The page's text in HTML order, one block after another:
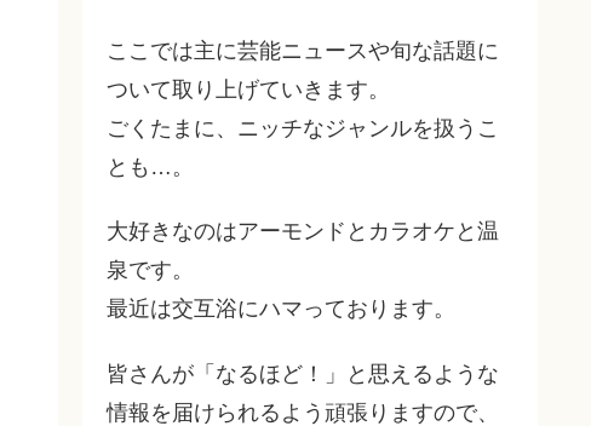
ここでは主に芸能ニュースや旬な話題に
ついて取り上げていきます。
ごくたまに、ニッチなジャンルを扱うこ
とも…。
大好きなのはアーモンドとカラオケと温
泉です。
最近は交互浴にハマっております。
皆さんが「なるほど！」と思えるような
情報を届けられるよう頑張りますので、